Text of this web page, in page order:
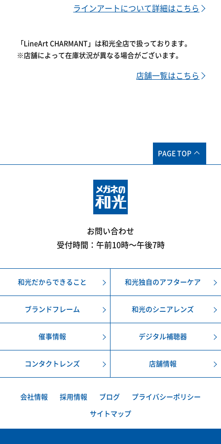
ラインアートについて詳細はこちら
「LineArt CHARMANT」は和光全店で扱っております。
※店舗によって在庫状況が異なる場合がございます。
店舗一覧はこちら
PAGE TOP
お問い合わせ
受付時間：午前10時〜午後7時
和光だからできること 和光独自のアフターケア
ブランドフレーム 和光のシニアレンズ
催事情報 デジタル補聴器
コンタクトレンズ 店舗情報
会社情報 採用情報 ブログ プライバシーポリシー
サイトマップ